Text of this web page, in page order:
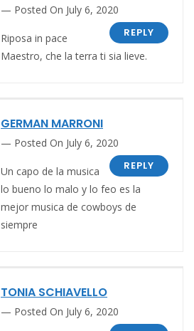
Posted On July 6, 2020
REPLY
Riposa in pace
Maestro, che la terra ti sia lieve.
GERMAN MARRONI
Posted On July 6, 2020
REPLY
Un capo de la musica
lo bueno lo malo y lo feo es la
mejor musica de cowboys de
siempre
TONIA SCHIAVELLO
Posted On July 6, 2020